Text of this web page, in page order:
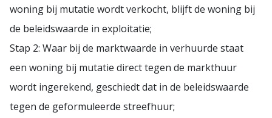
woning bij mutatie wordt verkocht, blijft de woning bij
de beleidswaarde in exploitatie;
Stap 2: Waar bij de marktwaarde in verhuurde staat
een woning bij mutatie direct tegen de markthuur
wordt ingerekend, geschiedt dat in de beleidswaarde
tegen de geformuleerde streefhuur;